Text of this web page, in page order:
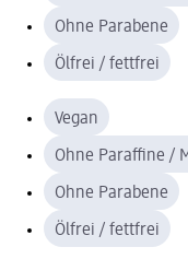
Ohne Parabene
Ölfrei / fettfrei
Vegan
Ohne Paraffine /
Ohne Parabene
Ölfrei / fettfrei